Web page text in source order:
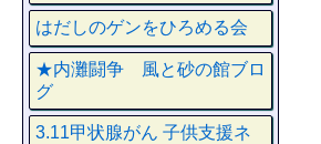
はだしのゲンをひろめる会
★内灘闘争 風と砂の館ブロ
グ
3.11甲状腺がん 子供支援ネ